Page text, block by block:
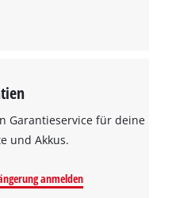
Garantieservice für deine
und Akkus.
anmelden